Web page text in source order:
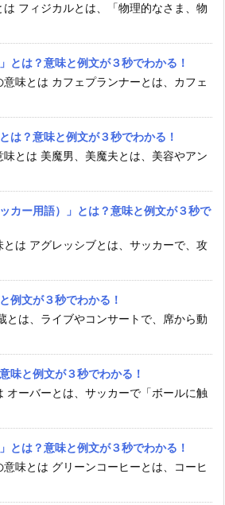
は フィジカルとは、「物理的なさま、物
とは？意味と例文が３秒でわかる！
意味とは カフェプランナーとは、カフェ
は？意味と例文が３秒でわかる！
味とは 美魔男、美魔夫とは、美容やアン
カー用語）」とは？意味と例文が３秒で
とは アグレッシブとは、サッカーで、攻
例文が３秒でわかる！
とは、ライブやコンサートで、席から動
味と例文が３秒でわかる！
オーバーとは、サッカーで「ボールに触
とは？意味と例文が３秒でわかる！
意味とは グリーンコーヒーとは、コーヒ